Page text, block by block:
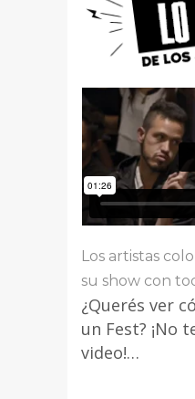
Los artistas
su show con
¿Querés ver
un Fest? ¡No
video!…